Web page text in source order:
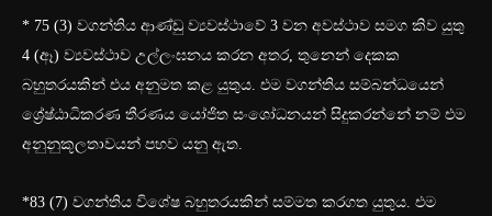
* 75 (3) වගන්තිය ආණ්ඩු ව්‍යවස්ථාවේ 3 වන අවස්ථාව සමග කිව යුතු
4 (ඈ) ව්‍යවස්ථාව උල්ලංඝනය කරන අතර, තුනෙන් දෙකක
බහුතරයකින් එය අනුමත කළ යුතුය. එම වගන්තිය සම්බන්ධයෙන්
ශ්‍රේෂ්ඨාධිකරණ තීරණය යෝජිත සංශෝධනයන් සිදුකරන්නේ නම් එම
අනුනුකූලතාවයන් පහව යනු ඇත.
*83 (7) වගන්තිය විශේෂ බහුතරයකින් සම්මත කරගත යුතුය. එම